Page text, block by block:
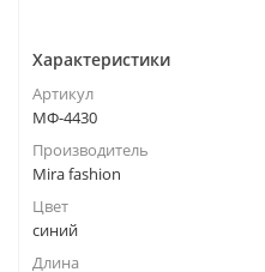
Характеристики
Артикул
МФ-4430
Производитель
Mira fashion
Цвет
синий
Длина